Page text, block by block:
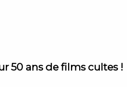
50 ans de films cultes !